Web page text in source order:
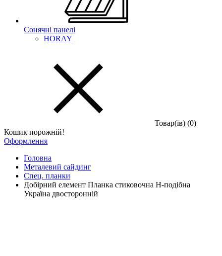
Сонячні панелі
HORAY
Товар(iв) (0)
Кошик порожній!
Оформлення
Головна
Металевий сайдинг
Спец. планки
Добірний елемент Планка стиковочна H-подібна
Україна двосторонній